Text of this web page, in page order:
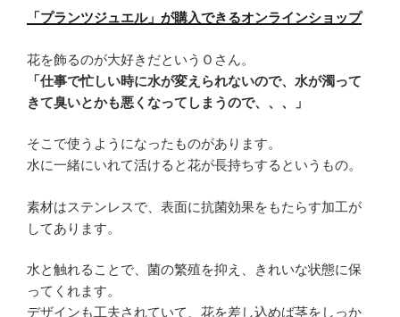
「プランツジュエル」が購入できるオンラインショップ
花を飾るのが大好きだというＯさん。
「仕事で忙しい時に水が変えられないので、水が濁って
きて臭いとかも悪くなってしまうので、、、」
そこで使うようになったものがあります。
水に一緒にいれて活けると花が長持ちするというもの。
素材はステンレスで、表面に抗菌効果をもたらす加工が
してあります。
水と触れることで、菌の繁殖を抑え、きれいな状態に保
ってくれます。
デザインも工夫されていて、花を差し込めば茎をしっか